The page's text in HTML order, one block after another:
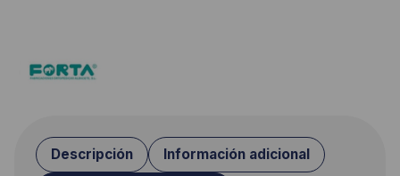
Descripción Información adicional